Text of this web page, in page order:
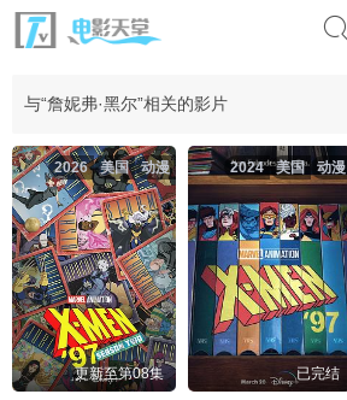
与“詹妮弗·黑尔”相关的影片
动漫
美国
2026
更新至第08集
动漫
美国
2024
已完结